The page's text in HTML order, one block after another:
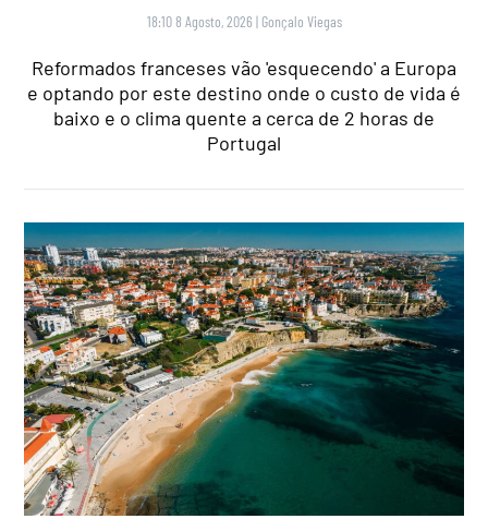
18:10 8 Agosto, 2026 | Gonçalo Viegas
Reformados franceses vão 'esquecendo' a Europa
e optando por este destino onde o custo de vida é
baixo e o clima quente a cerca de 2 horas de
Portugal